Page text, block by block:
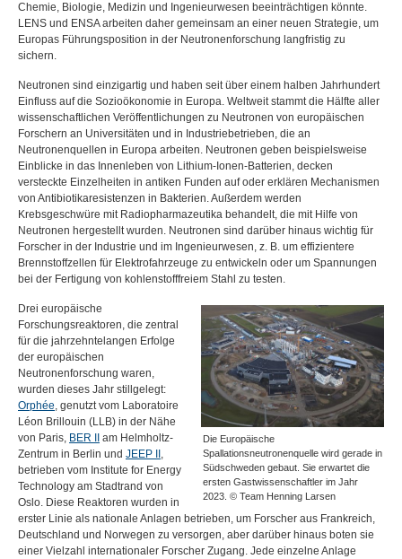
Chemie, Biologie, Medizin und Ingenieurwesen beeinträchtigen könnte.
LENS und ENSAarbeiten daher gemeinsam an einer neuen Strategie, um
Europas Führungsposition in der Neutronenforschung langfristig zu
sichern.
Neutronen sind einzigartig und haben seit über einem halben Jahrhundert
Einfluss auf die Sozioökonomie in Europa. Weltweit stammt die Hälfte aller
wissenschaftlichen Veröffentlichungen zu Neutronen von europäischen
Forschern an Universitäten und in Industriebetrieben, die an
Neutronenquellen in Europa arbeiten. Neutronen geben beispielsweise
Einblicke in das Innenleben von Lithium-Ionen-Batterien, decken
versteckte Einzelheiten in antiken Funden auf oder erklären Mechanismen
von Antibiotikaresistenzen in Bakterien. Außerdem werden
Krebsgeschwüre mit Radiopharmazeutika behandelt, die mit Hilfe von
Neutronen hergestellt wurden. Neutronen sind darüber hinaus wichtig für
Forscher in der Industrie und im Ingenieurwesen, z. B. um effizientere
Brennstoffzellen für Elektrofahrzeuge zu entwickeln oder um Spannungen
bei der Fertigung von kohlenstofffreiem Stahl zu testen.
Die Europäische
Spallationsneutronenquelle wird gerade in
Südschweden gebaut. Sie erwartet die
ersten Gastwissenschaftler im Jahr
2023. © Team Henning Larsen
Drei europäische
Forschungsreaktoren, die zentral
für die jahrzehntelangen Erfolge
der europäischen
Neutronenforschung waren,
wurden dieses Jahr stillgelegt:
Orphée, genutzt vom Laboratoire
Léon Brillouin (LLB) in der Nähe
von Paris, BER
am Helmholtz-
Zentrum in Berlin und JEEP
,
betrieben vom Institute for Energy
Technology am Stadtrand von
Oslo. Diese Reaktoren wurden in
erster Linie als nationale Anlagen betrieben, um Forscher aus Frankreich,
Deutschland und Norwegen zu versorgen, aber darüber hinaus boten sie
einer Vielzahl internationaler Forscher Zugang. Jede einzelne Anlage